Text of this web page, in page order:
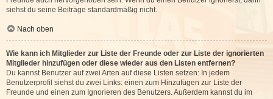
siehst du seine Beiträge standardmäßig nicht.
Nach oben
Wie kann ich Mitglieder zur Liste der Freunde oder zur Liste der ignorierten
Mitglieder hinzufügen oder diese wieder aus den Listen entfernen?
Du kannst Benutzer auf zwei Arten auf diese Listen setzen: In jedem
Benutzerprofil siehst du zwei Links: einen zum Hinzufügen zur Liste der
Freunde und einen zum Ignorieren des Benutzers. Außerdem kannst du im